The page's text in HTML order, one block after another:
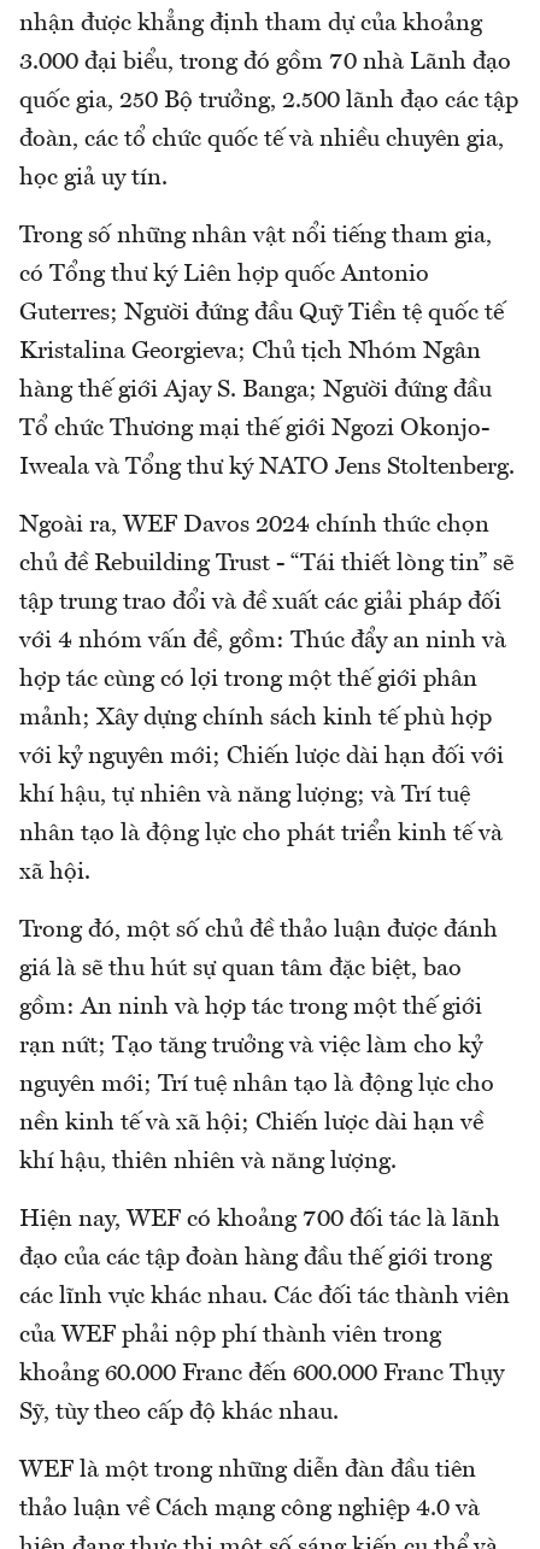
nhận được khẳng định tham dự của khoảng
3.000 đại biểu, trong đó gồm 70 nhà Lãnh đạo
quốc gia, 250 Bộ trưởng, 2.500 lãnh đạo các tập
đoàn, các tổ chức quốc tế và nhiều chuyên gia,
học giả uy tín.
Trong số những nhân vật nổi tiếng tham gia,
có Tổng thư ký Liên hợp quốc Antonio
Guterres; Người đứng đầu Quỹ Tiền tệ quốc tế
Kristalina Georgieva; Chủ tịch Nhóm Ngân
hàng thế giới Ajay S. Banga; Người đứng đầu
Tổ chức Thương mại thế giới Ngozi Okonjo-
Iweala và Tổng thư ký NATO Jens Stoltenberg.
Ngoài ra, WEF Davos 2024 chính thức chọn
chủ đề Rebuilding Trust - “Tái thiết lòng tin” sẽ
tập trung trao đổi và đề xuất các giải pháp đối
với 4 nhóm vấn đề, gồm: Thúc đẩy an ninh và
hợp tác cùng có lợi trong một thế giới phân
mảnh; Xây dựng chính sách kinh tế phù hợp
với kỷ nguyên mới; Chiến lược dài hạn đối với
khí hậu, tự nhiên và năng lượng; và Trí tuệ
nhân tạo là động lực cho phát triển kinh tế và
xã hội.
Trong đó, một số chủ đề thảo luận được đánh
giá là sẽ thu hút sự quan tâm đặc biệt, bao
gồm: An ninh và hợp tác trong một thế giới
rạn nứt; Tạo tăng trưởng và việc làm cho kỷ
nguyên mới; Trí tuệ nhân tạo là động lực cho
nền kinh tế và xã hội; Chiến lược dài hạn về
khí hậu, thiên nhiên và năng lượng.
Hiện nay, WEF có khoảng 700 đối tác là lãnh
đạo của các tập đoàn hàng đầu thế giới trong
các lĩnh vực khác nhau. Các đối tác thành viên
của WEF phải nộp phí thành viên trong
khoảng 60.000 Franc đến 600.000 Franc Thụy
Sỹ, tùy theo cấp độ khác nhau.
WEF là một trong những diễn đàn đầu tiên
thảo luận về Cách mạng công nghiệp 4.0 và